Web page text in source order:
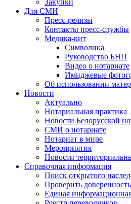
Закупки
Для СМИ
Пресс-релизы
Контакты пресс-службы
Медика-кит
Символика
Руководство БНП
Видео о нотариате
Имиджевые
Об использовании
Новости
Актуально
Нотариальная практика
Новости Белорусской
СМИ о нотариате
Нотариат в мире
Мероприятия
Новости
Справочная информация
Поиск открытого
Проверить доверенность
Единая